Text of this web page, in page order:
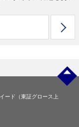
ード（東証グロース上